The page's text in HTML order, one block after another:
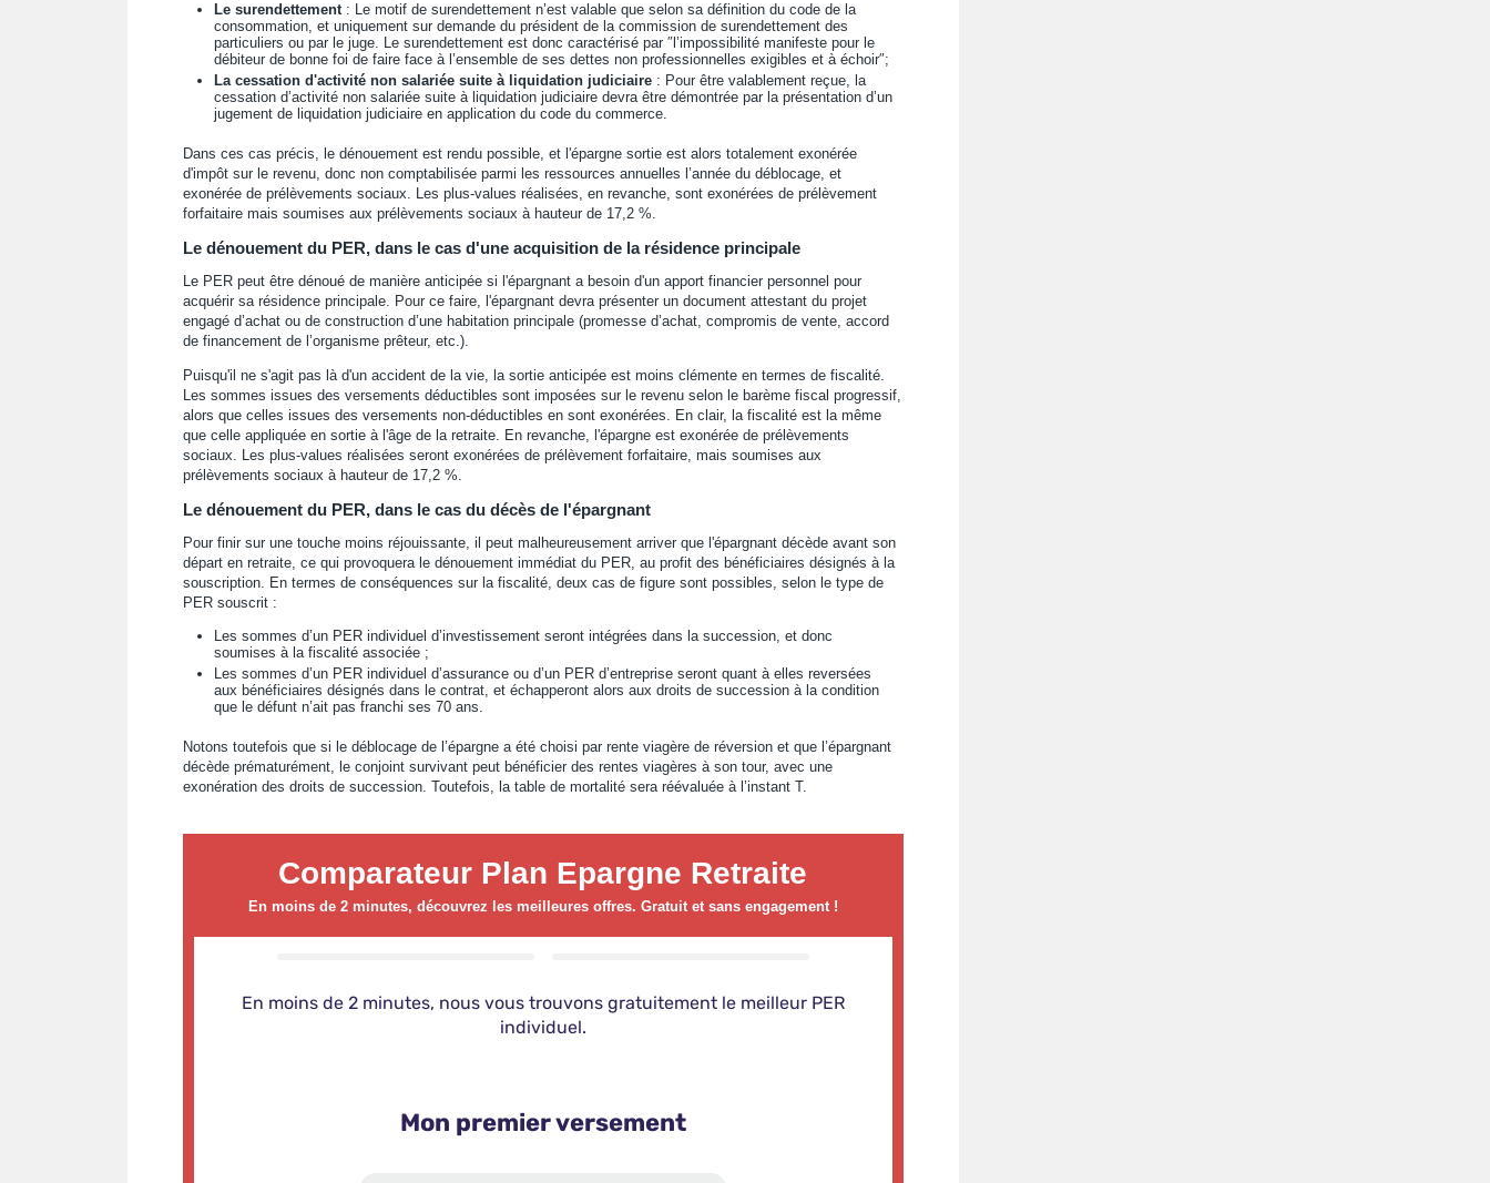
Le surendettement: Le motif de surendettement n’est valable que selon sa définition du code de la
consommation, et uniquement sur demande du président de la commission de surendettement des
particuliers ou par le juge. Le surendettement est donc caractérisé par ″l’impossibilité manifeste pour le
débiteur de bonne foi de faire face à l’ensemble de ses dettes non professionnelles exigibles et à échoir″;
La cessation d'activité non salariée suite à liquidation judiciaire: Pour être valablement reçue, la
cessation d’activité non salariée suite à liquidation judiciaire devra être démontrée par la présentation d’un
jugement de liquidation judiciaire en application du code du commerce.
Dans ces cas précis, le dénouement est rendu possible, et l'épargne sortie est alors totalement exonérée
d'impôt sur le revenu, donc non comptabilisée parmi les ressources annuelles l’année du déblocage, et
exonérée de prélèvements sociaux. Les plus-values réalisées, en revanche, sont exonérées de prélèvement
forfaitaire mais soumises aux prélèvements sociaux à hauteur de 17,2 %.
Le dénouement du PER, dans le cas d'une acquisition de la résidence principale
Le PER peut être dénoué de manière anticipée si l'épargnant a besoin d'un apport financier personnel pour
acquérir sa résidence principale. Pour ce faire, l'épargnant devra présenter un document attestant du projet
engagé d’achat ou de construction d’une habitation principale (promesse d’achat, compromis de vente, accord
de financement de l’organisme prêteur, etc.).
Puisqu'il ne s'agit pas là d'un accident de la vie, la sortie anticipée est moins clémente en termes de fiscalité.
Les sommes issues des versements déductibles sont imposées sur le revenu selon le barème fiscal progressif,
alors que celles issues des versements non-déductibles en sont exonérées. En clair, la fiscalité est la même
que celle appliquée en sortie à l'âge de la retraite. En revanche, l'épargne est exonérée de prélèvements
sociaux. Les plus-values réalisées seront exonérées de prélèvement forfaitaire, mais soumises aux
prélèvements sociaux à hauteur de 17,2 %.
Le dénouement du PER, dans le cas du décès de l'épargnant
Pour finir sur une touche moins réjouissante, il peut malheureusement arriver que l'épargnant décède avant son
départ en retraite, ce qui provoquera le dénouement immédiat du PER, au profit des bénéficiaires désignés à la
souscription. En termes de conséquences sur la fiscalité, deux cas de figure sont possibles, selon le type de
PER souscrit :
Les sommes d’un PER individuel d’investissement seront intégrées dans la succession, et donc
soumises à la fiscalité associée ;
Les sommes d’un PER individuel d’assurance ou d’un PER d’entreprise seront quant à elles reversées
aux bénéficiaires désignés dans le contrat, et échapperont alors aux droits de succession à la condition
que le défunt n’ait pas franchi ses 70 ans.
Notons toutefois que si le déblocage de l’épargne a été choisi par rente viagère de réversion et que l’épargnant
décède prématurément, le conjoint survivant peut bénéficier des rentes viagères à son tour, avec une
exonération des droits de succession. Toutefois, la table de mortalité sera réévaluée à l’instant T.
Comparateur Plan Epargne Retraite
En moins de 2 minutes, découvrez les meilleures offres. Gratuit et sans engagement !